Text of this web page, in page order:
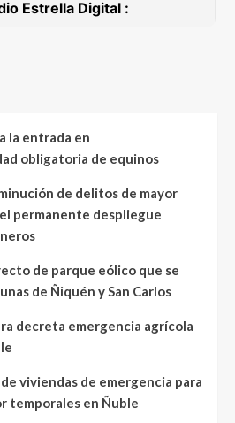
la entrada en
obligatoria de equinos
de delitos de mayor
permanente despliegue
de parque eólico que se
de Ñiquén y San Carlos
decreta emergencia agrícola
viviendas de emergencia para
temporales en Ñuble